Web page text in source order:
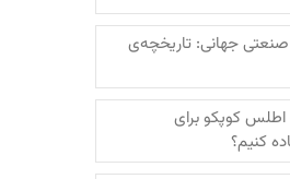
صنعتی جهانی: تاریخچه‌ی
کوپکو برای